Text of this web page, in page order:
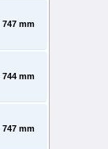
747 mm
744 mm
747 mm